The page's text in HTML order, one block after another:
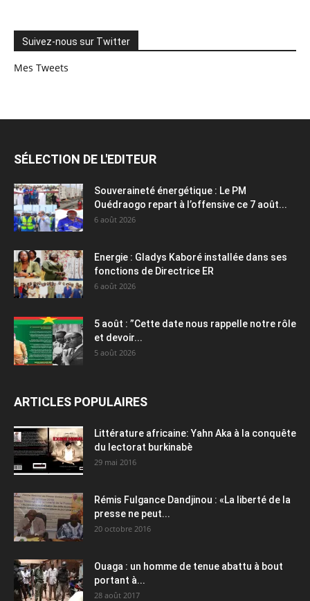
Suivez-nous sur Twitter
Mes Tweets
SÉLECTION DE L'EDITEUR
Souveraineté énergétique : Le PM
Ouédraogo repart à l’offensive ce 7 août...
6 août 2026
Energie : Gladys Kaboré installée dans ses
fonctions de Directrice ER
6 août 2026
5 août : ”Cette date nous rappelle notre rôle
et devoir...
5 août 2026
ARTICLES POPULAIRES
Littérature africaine: Yahn Aka à la conquête
du lectorat burkinabè
29 mai 2016
Rémis Fulgance Dandjinou : «La liberté de la
presse ne peut...
20 octobre 2016
Ouaga : un homme de tenue abattu à bout
portant à...
28 août 2017